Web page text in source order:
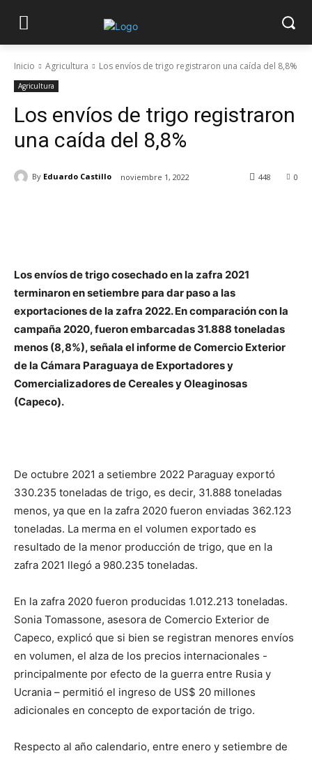
Inicio Agricultura Los envíos de trigo registraron una caída del 8,8%
Agricultura
Los envíos de trigo registraron
una caída del 8,8%
By Eduardo Castillo noviembre 1, 2022 0
448
Los envíos de trigo cosechado en la zafra 2021
terminaron en setiembre para dar paso a las
exportaciones de la zafra 2022. En comparación con la
campaña 2020, fueron embarcadas 31.888 toneladas
menos (8,8%), señala el informe de Comercio Exterior
de la Cámara Paraguaya de Exportadores y
Comercializadores de Cereales y Oleaginosas
(Capeco).
De octubre 2021 a setiembre 2022 Paraguay exportó
330.235 toneladas de trigo, es decir, 31.888 toneladas
menos, ya que en la zafra 2020 fueron enviadas 362.123
toneladas. La merma en el volumen exportado es
resultado de la menor producción de trigo, que en la
zafra 2021 llegó a 980.235 toneladas.
En la zafra 2020 fueron producidas 1.012.213 toneladas.
Sonia Tomassone, asesora de Comercio Exterior de
Capeco, explicó que si bien se registran menores envíos
en volumen, el alza de los precios internacionales -
principalmente por efecto de la guerra entre Rusia y
Ucrania – permitió el ingreso de US$ 20 millones
adicionales en concepto de exportación de trigo.
Respecto al año calendario, entre enero y setiembre de